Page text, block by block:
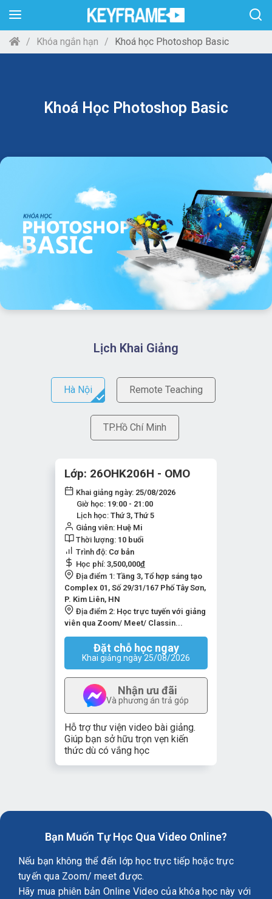
Khóa ngắn hạn Khoá học Photoshop Basic
Khoá Học Photoshop Basic
Lịch Khai Giảng
Hà Nội Remote Teaching
TP.Hồ Chí Minh
Lớp: 26OHK206H - OMO
Khai giảng ngày: 25/08/2026
Giờ học: 19:00 - 21:00
Lịch học: Thứ 3, Thứ 5
Giảng viên: Huệ Mi
Thời lượng: 10 buổi
Trình độ: Cơ bản
Học phí: 3,500,000đ
Địa điểm 1: Tầng 3, Tổ hợp sáng tạo
Complex 01, Số 29/31/167 Phố Tây Sơn,
P. Kim Liên, HN
Địa điểm 2: Học trực tuyến với giảng
viên qua Zoom/ Meet/ Classin...
Đặt chỗ học ngay
Khai giảng ngày 25/08/2026
Nhận ưu đãi
Và phương án trả góp
Hỗ trợ thư viện video bài giảng.
Giúp bạn sở hữu trọn vẹn kiến
thức dù có vắng học
Bạn Muốn Tự Học Qua Video Online?
Nếu bạn không thể đến lớp học trực tiếp hoặc trực
tuyến qua Zoom/ meet được.
Hãy mua phiên bản Online Video của khóa học này với